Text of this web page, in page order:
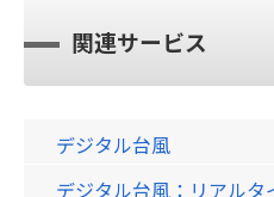
関連サービス
デジタル台風
デジタル台風：リアル